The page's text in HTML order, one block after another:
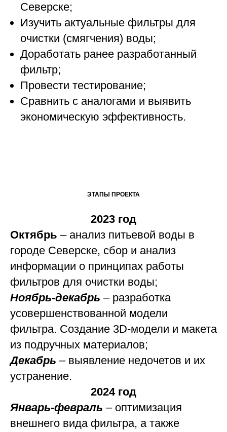
Северске;
Изучить актуальные фильтры для
очистки (смягчения) воды;
Доработать ранее разработанный
фильтр;
Провести тестирование;
Сравнить с аналогами и выявить
экономическую эффективность.
ЭТАПЫ ПРОЕКТА
2023 год
Октябрь – анализ питьевой воды в
городе Северске, сбор и анализ
информации о принципах работы
фильтров для очистки воды;
Ноябрь-декабрь – разработка
усовершенствованной модели
фильтра. Создание 3D-модели и макета
из подручных материалов;
Декабрь – выявление недочетов и их
устранение.
2024 год
Январь-февраль – оптимизация
внешнего вида фильтра, а также